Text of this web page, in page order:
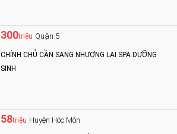
300triệu Quận 5
CHÍNH CHỦ CẦN SANG NHƯỢNG LẠI SPA DƯỠNG
SINH
58triệu Huyện Hóc Môn